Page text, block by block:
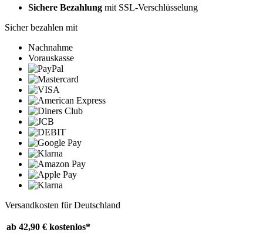
Sichere Bezahlung mit SSL-Verschlüsselung
Sicher bezahlen mit
Nachnahme
Vorauskasse
Versandkosten für Deutschland
ab 42,90 € kostenlos*